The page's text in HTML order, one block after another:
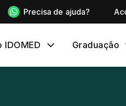
Precisa de ajuda?
IDOMED Graduação